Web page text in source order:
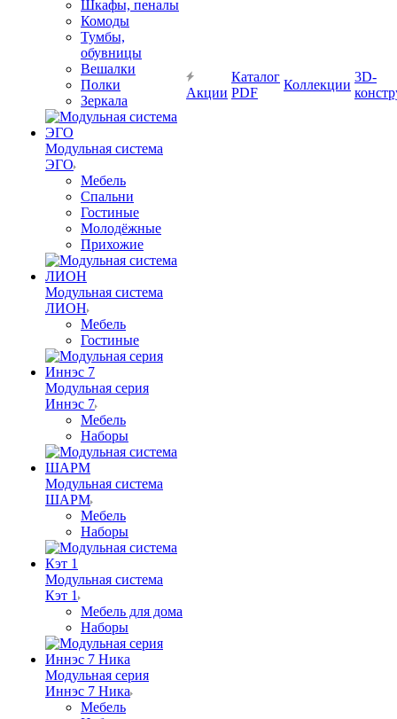
Шкафы, пеналы
Комоды
Тумбы,
обувницы
Вешалки
Полки
Зеркала
Модульная система
ЭГО
Мебель
Спальни
Гостиные
Молодёжные
Прихожие
Модульная система
ЛИОН
Мебель
Гостиные
Модульная серия
Иннэс 7
Мебель
Наборы
Модульная система
ШАРМ
Мебель
Наборы
Модульная система
Кэт 1
Мебель для дома
Наборы
Модульная серия
Иннэс 7 Ника
Мебель
Акции
Каталог
PDF
Коллекции
3D-